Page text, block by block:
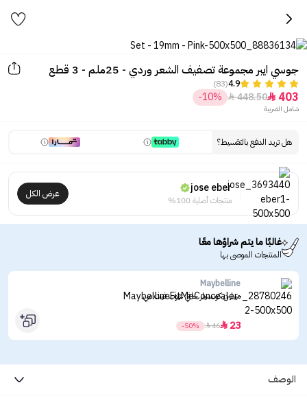
جوسي ايبر مجموعة تصفيف الشعر وردي - 25ملم - 3 قطع
4.9
(83)
403

448.50

-10%
شامل الضريبة
هل تريد الدفع بالتقسيط؟
jose eber
منتجات أصلية 100%
عرض الكل
غالبًا ما يتم شراؤها معًا
المنتجات الموصى بها
Maybelline
ميبلين كونسيلر خافي عيوب فيت مي
23

46

-50%
الوصف